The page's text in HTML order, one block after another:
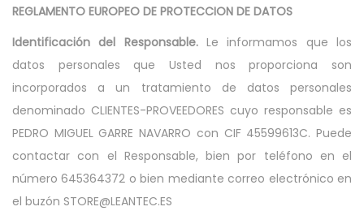
r
l
a
n
a
v
e
g
r
l
c
o
n
t
e
n
REGLAMENTO EUROPEO DE PROTECCION DE DATOS
Identificación del Responsable. Le informamos que los
datos personales que Usted nos proporciona son
incorporados a un tratamiento de datos personales
denominado CLIENTES-PROVEEDORES cuyo responsable es
PEDRO MIGUEL GARRE NAVARRO con CIF 45599613C. Puede
contactar con el Responsable, bien por teléfono en el
número 645364372 o bien mediante correo electrónico en
el buzón STORE@LEANTEC.ES